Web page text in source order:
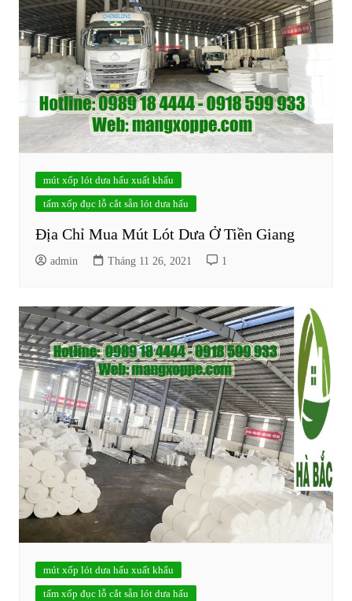
mút xốp lót dưa hấu xuất khẩu
tấm xốp đục lỗ cắt sẵn lót dưa hấu
Địa Chỉ Mua Mút Lót Dưa Ở Tiền Giang
admin Tháng 11 26, 2021 1
mút xốp lót dưa hấu xuất khẩu
tấm xốp đục lỗ cắt sẵn lót dưa hấu